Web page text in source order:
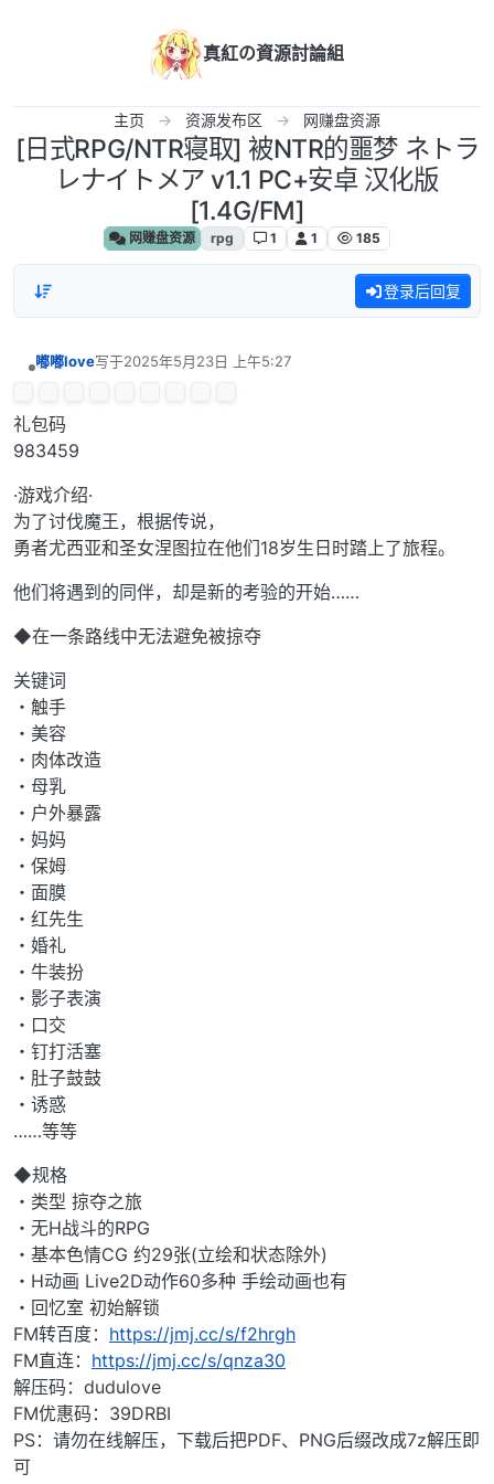
真紅の資源討論組
主页 资源发布区 网赚盘资源
[日式RPG/NTR寝取] 被NTR的噩梦 ネトラ
レナイトメア v1.1 PC+安卓 汉化版
[1.4G/FM]
网赚盘资源 rpg 1 1 185
登录后回复
嘟嘟love写于2025年5月23日 上午5:27
最后由 编辑
礼包码
983459
·游戏介绍·
为了讨伐魔王，根据传说，
勇者尤西亚和圣女涅图拉在他们18岁生日时踏上了旅程。
他们将遇到的同伴，却是新的考验的开始……
◆在一条路线中无法避免被掠夺
关键词
・触手
・美容
・肉体改造
・母乳
・户外暴露
・妈妈
・保姆
・面膜
・红先生
・婚礼
・牛装扮
・影子表演
・口交
・钉打活塞
・肚子鼓鼓
・诱惑
……等等
◆规格
・类型 掠夺之旅
・无H战斗的RPG
・基本色情CG 约29张(立绘和状态除外)
・H动画 Live2D动作60多种 手绘动画也有
・回忆室 初始解锁
FM转百度： https://jmj.cc/s/f2hrgh
FM直连： https://jmj.cc/s/qnza30
解压码：dudulove
FM优惠码：39DRBI
PS：请勿在线解压，下载后把PDF、PNG后缀改成7z解压即
可